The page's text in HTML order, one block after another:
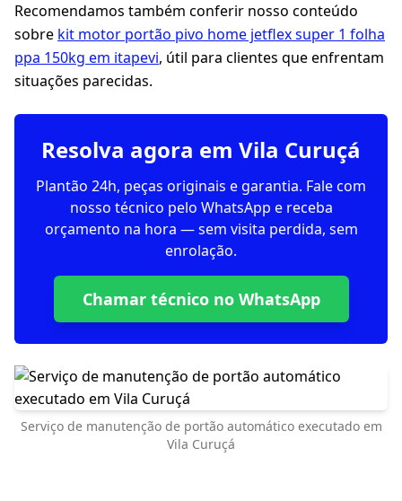
Recomendamos também conferir nosso conteúdo
sobre kit motor portão pivo home jetflex super 1 folha
ppa 150kg em itapevi, útil para clientes que enfrentam
situações parecidas.
Resolva agora em Vila Curuçá
Plantão 24h, peças originais e garantia. Fale com
nosso técnico pelo WhatsApp e receba
orçamento na hora — sem visita perdida, sem
enrolação.
Chamar técnico no WhatsApp
Serviço de manutenção de portão automático executado em
Vila Curuçá